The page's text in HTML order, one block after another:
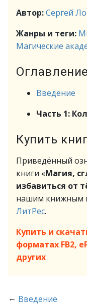
Автор:Сергей
Жанры и теги:
Магические
Оглавление
Введение
Часть 1:
Купить
Приведённый
книги «Магия,
избавиться от
нашим книжным
ЛитРес.
Купить и
форматах FB2,
других
← Введение